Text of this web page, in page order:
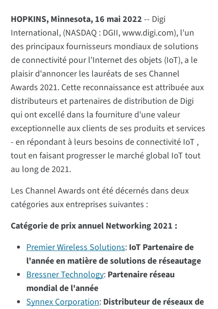
HOPKINS, Minnesota, 16 mai 2022 -- Digi
International, (NASDAQ : DGII, www.digi.com), l'un
des principaux fournisseurs mondiaux de solutions
de connectivité pour l'Internet des objets (IoT), a le
plaisir d'annoncer les lauréats de ses Channel
Awards 2021. Cette reconnaissance est attribuée aux
distributeurs et partenaires de distribution de Digi
qui ont excellé dans la fourniture d'une valeur
exceptionnelle aux clients de ses produits et services
- en répondant à leurs besoins de connectivité IoT ,
tout en faisant progresser le marché global IoT tout
au long de 2021.
Les Channel Awards ont été décernés dans deux
catégories aux entreprises suivantes :
Catégorie de prix annuel Networking 2021 :
Premier Wireless Solutions: IoT Partenaire de
l'année en matière de solutions de réseautage
Bressner Technology: Partenaire réseau
mondial de l'année
Synnex Corporation: Distributeur de réseaux de